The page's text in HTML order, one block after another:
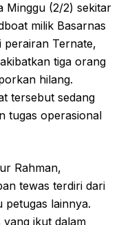
Minggu (2/2) sekitar
milik Basarnas
perairan Ternate,
tiga orang
hilang.
tersebut sedang
tugas operasional
Rahman,
tewas terdiri dari
petugas lainnya.
ikut dalam